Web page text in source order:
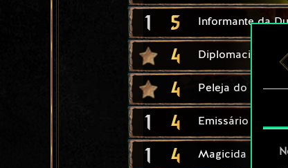
1 5 Informante da
4 Diplomacia
4 Peleja do torneio
1 4 Emissário
1 4 Magicida